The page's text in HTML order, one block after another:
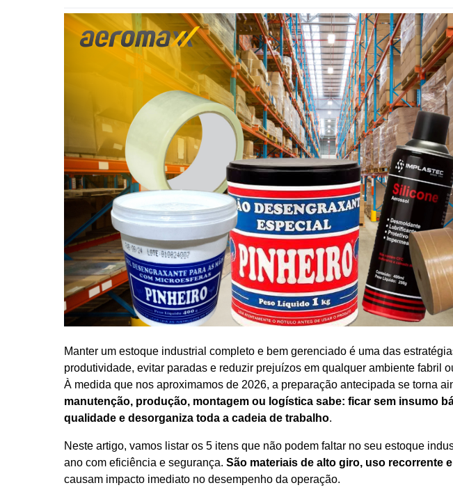
Manter um estoque industrial completo e bem gerenciado é uma das
produtividade, evitar paradas e reduzir prejuízos em qualquer ambiente fabril
À medida que nos aproximamos de 2026, a preparação antecipada se torna
manutenção, produção, montagem ou logística sabe: ficar sem insumo
qualidade e desorganiza toda a cadeia de trabalho.
Neste artigo, vamos listar os 5 itens que não podem faltar no seu estoque
ano com eficiência e segurança. São materiais de alto giro, uso recorrente
causam impacto imediato no desempenho da operação.